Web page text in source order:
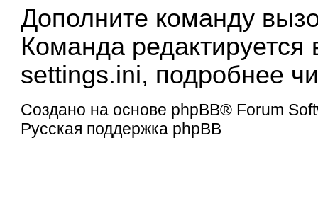
Дополните команду
Команда
settings.ini, подробнее
Создано на основе phpBB® Forum
Русская поддержка phpBB